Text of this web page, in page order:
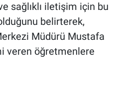
sağlıklı iletişim için bu
belirterek,
Müdürü Mustafa
veren öğretmenlere